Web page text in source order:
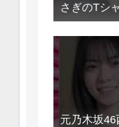
さぎのTシ
くて語彙力
い。(ぽん
何？、可愛
元乃木坂